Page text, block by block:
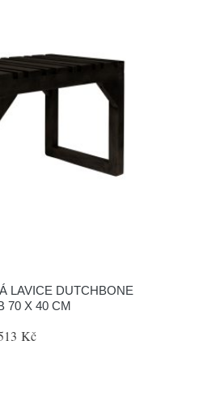
LAVICE DUTCHBONE
70 X 40 CM
Kč